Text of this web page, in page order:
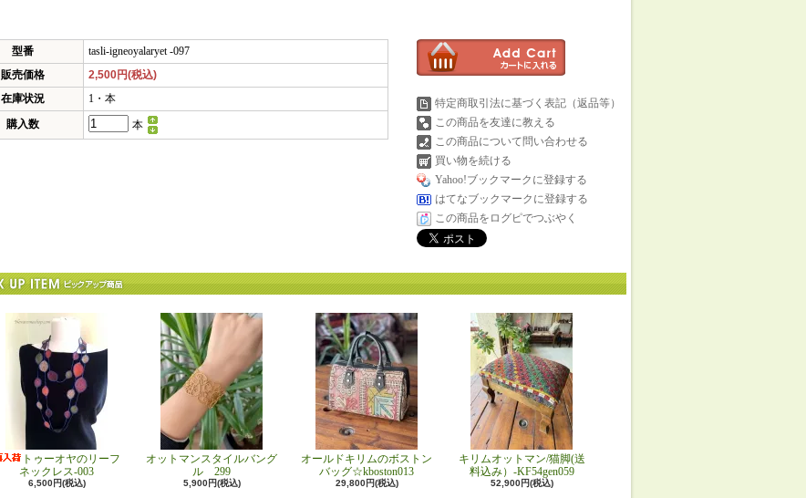
型番
tasli-igneoyalaryet -097
販売価格
2,500円(税込)
在庫状況
1・本
購入数
本
特定商取引法に基づく表記（返品等）
この商品を友達に教える
この商品について問い合わせる
買い物を続ける
Yahoo!ブックマークに登録する
はてなブックマークに登録する
この商品をログピでつぶやく
トゥーオヤのリーフ
ネックレス-003
6,500円(税込)
オットマンスタイルバング
ル 299
5,900円(税込)
オールドキリムのボストン
バッグ☆kboston013
29,800円(税込)
キリムオットマン/猫脚(送
料込み）-KF54gen059
52,900円(税込)